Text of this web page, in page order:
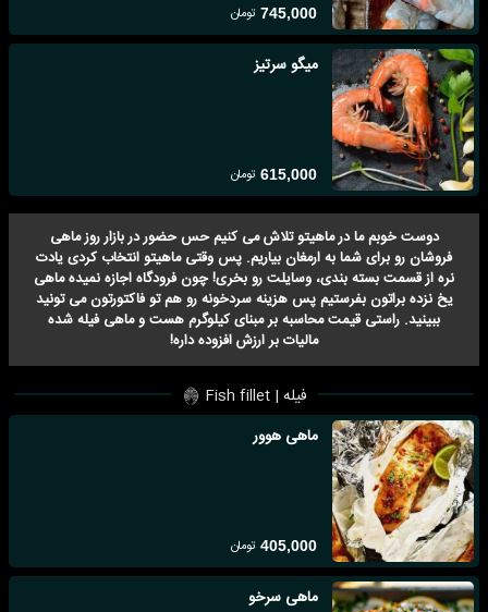
745,000 تومان
میگو سرتیز
615,000 تومان
دوست خوبم ما در ماهیتو تلاش می کنیم حس حضور در بازار روز ماهی
فروشان رو برای شما به ارمغان بیاریم. پس وقتی ماهیتو انتخاب کردی یادت
نره از قسمت بسته بندی، وسایلت رو بخری! چون فرودگاه اجازه نمیده ماهی
یخ نزده براتون بفرستیم پس هزینه سردخونه رو هم تو فاکتورتون می تونید
ببینید. راستی قیمت محاسبه بر مبنای کیلوگرم هست و ماهی فیله شده
مالیات بر ارزش افزوده داره!
فیله | Fish fillet
ماهی هوور
405,000 تومان
ماهی سرخو